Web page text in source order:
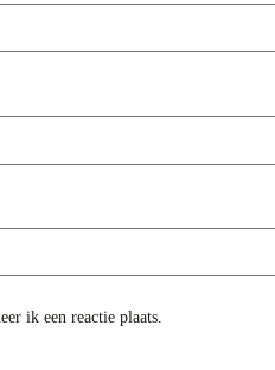
ik een reactie plaats.